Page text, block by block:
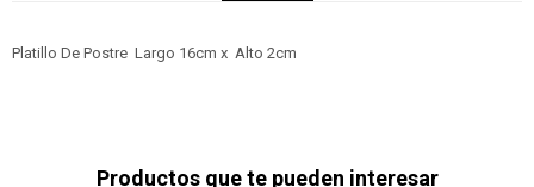
Platillo De Postre Largo 16cm x Alto 2cm
Productos que te pueden interesar